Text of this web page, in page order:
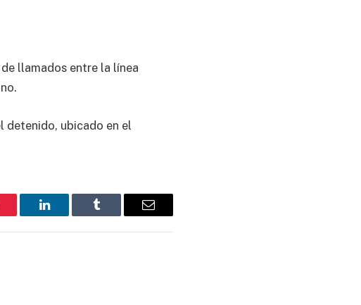
llamados entre la línea
detenido, ubicado en el
LinkedIn Tumblr Email